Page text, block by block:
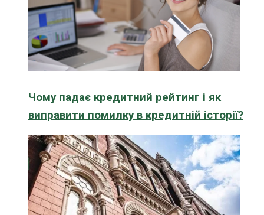
Чому падає кредитний рейтинг і як
виправити помилку в кредитній історії?